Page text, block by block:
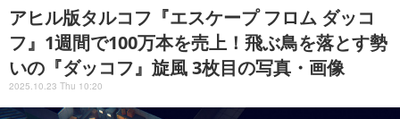
アヒル版タルコフ『エスケープ フロム ダッコ
フ』1週間で100万本を売上！飛ぶ鳥を落とす勢
いの『ダッコフ』旋風 3枚目の写真・画像
2025.10.23 Thu 10:20